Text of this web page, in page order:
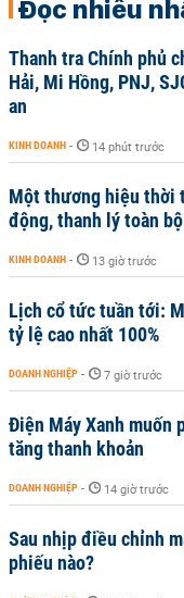
Đọc nhiều
Thanh tra Chính phủ
Hải, Mi Hồng, PNJ,
an
KINH DOANH - 14 phút trước
Một thương hiệu thời
động, thanh lý toàn
KINH DOANH - 13 giờ trước
Lịch cổ tức tuần tới:
tỷ lệ cao nhất 100%
DOANH NGHIỆP - 7 giờ trước
Điện Máy Xanh muốn
tăng thanh khoản
DOANH NGHIỆP - 14 giờ trước
Sau nhịp điều chỉnh
phiếu nào?